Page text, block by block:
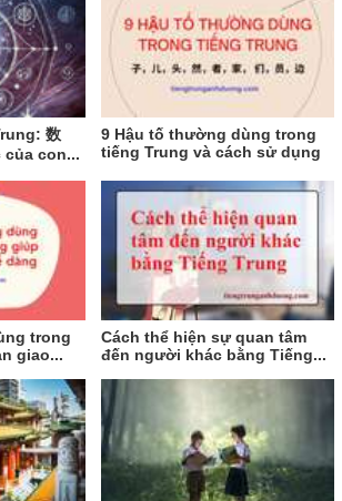
数
của con...
9 Hậu tố thường dùng trong
tiếng Trung và cách sử dụng
trong
giao...
Cách thể hiện sự quan tâm
đến người khác bằng Tiếng...